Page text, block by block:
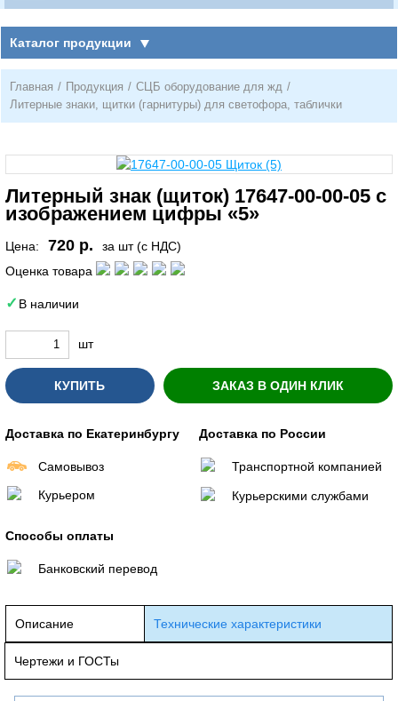
Каталог продукции
Главная / Продукция / СЦБ оборудование для жд /
Литерные знаки, щитки (гарнитуры) для светофора, таблички
Литерный знак (щиток) 17647-00-00-05 с
изображением цифры «5»
Цена: 720 р.
за шт (с НДС)
Оценка товара
В наличии
шт
КУПИТЬ ЗАКАЗ В ОДИН КЛИК
Доставка по Екатеринбургу
Самовывоз
Курьером
Доставка по России
Транспортной компанией
Курьерскими службами
Способы оплаты
Банковский перевод
Описание Технические характеристики
Чертежи и ГОСТы